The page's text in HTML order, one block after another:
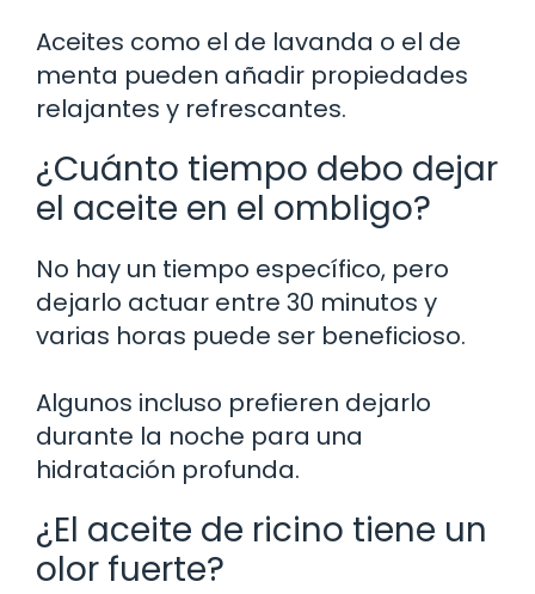
Aceites como el de lavanda o el de
menta pueden añadir propiedades
relajantes y refrescantes.
¿Cuánto tiempo debo dejar
el aceite en el ombligo?
No hay un tiempo específico, pero
dejarlo actuar entre 30 minutos y
varias horas puede ser beneficioso.
Algunos incluso prefieren dejarlo
durante la noche para una
hidratación profunda.
¿El aceite de ricino tiene un
olor fuerte?